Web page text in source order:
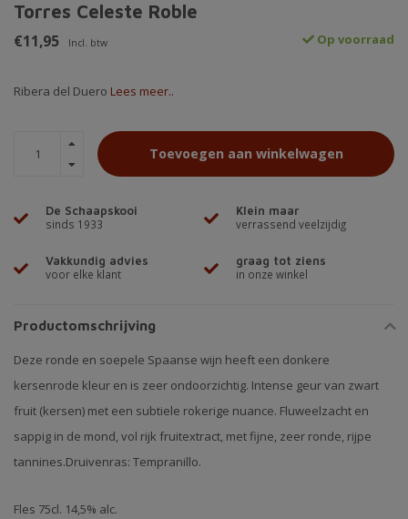
Torres Celeste Roble
€11,95 Incl. btw Op voorraad
Ribera del Duero Lees meer..
Toevoegen aan winkelwagen
De Schaapskooi
sinds 1933
Klein maar
verrassend veelzijdig
Vakkundig advies
voor elke klant
graag tot ziens
in onze winkel
Productomschrijving
Deze ronde en soepele Spaanse wijn heeft een donkere
kersenrode kleur en is zeer ondoorzichtig. Intense geur van zwart
fruit (kersen) met een subtiele rokerige nuance. Fluweelzacht en
sappig in de mond, vol rijk fruitextract, met fijne, zeer ronde, rijpe
tannines.Druivenras: Tempranillo.
Fles 75cl. 14,5% alc.